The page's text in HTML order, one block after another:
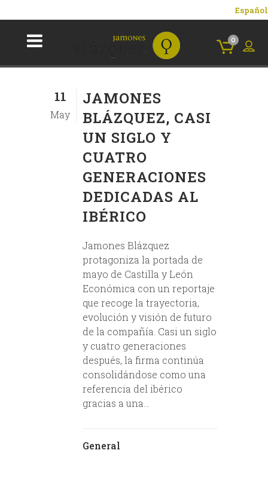
Español
0
11
May
JAMONES
BLÁZQUEZ, CASI
UN SIGLO Y
CUATRO
GENERACIONES
DEDICADAS AL
IBÉRICO
Jamones Blázquez
protagoniza la portada de
mayo de Castilla y León
Económica con un reportaje
que recoge la trayectoria,
evolución y visión de futuro
de la compañía. Casi un siglo
y cuatro generaciones
después, la firma continúa
consolidándose como una
referencia del ibérico
gracias a una...
General